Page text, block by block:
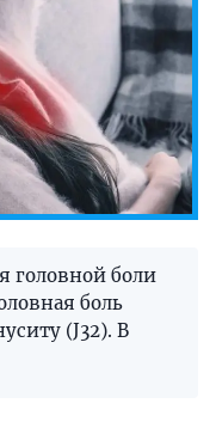
головной боли
боль
(J32). В